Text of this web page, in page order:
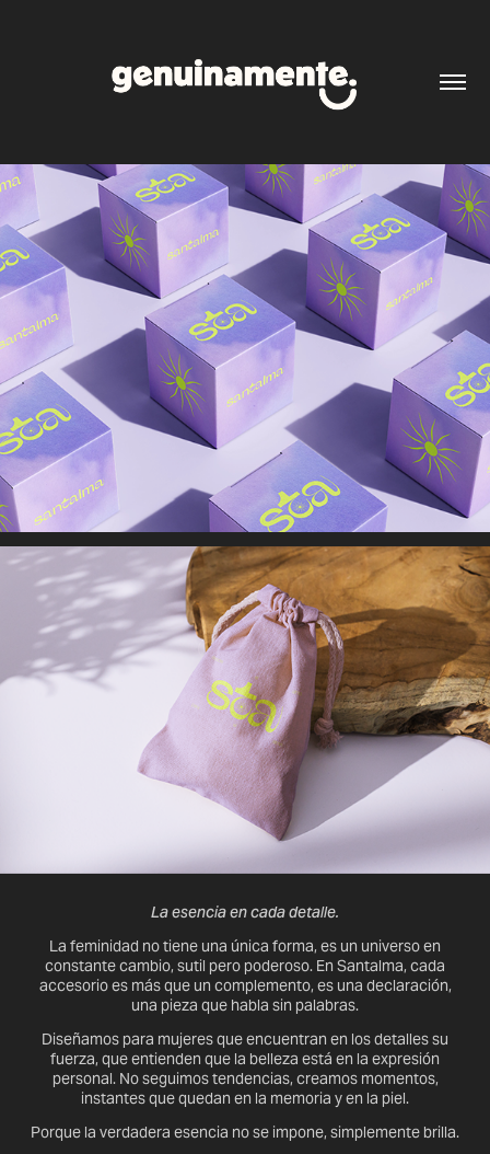
La esencia en cada detalle.
La feminidad no tiene una única forma, es un universo en
constante cambio, sutil pero poderoso. En Santalma, cada
accesorio es más que un complemento, es una declaración,
una pieza que habla sin palabras.
Diseñamos para mujeres que encuentran en los detalles su
fuerza, que entienden que la belleza está en la expresión
personal. No seguimos tendencias, creamos momentos,
instantes que quedan en la memoria y en la piel.
Porque la verdadera esencia no se impone, simplemente brilla.